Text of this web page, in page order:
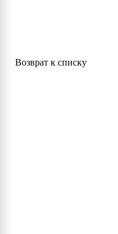
Возврат к списку